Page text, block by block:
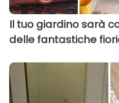
Il tuo giardino sarà
delle fantastiche